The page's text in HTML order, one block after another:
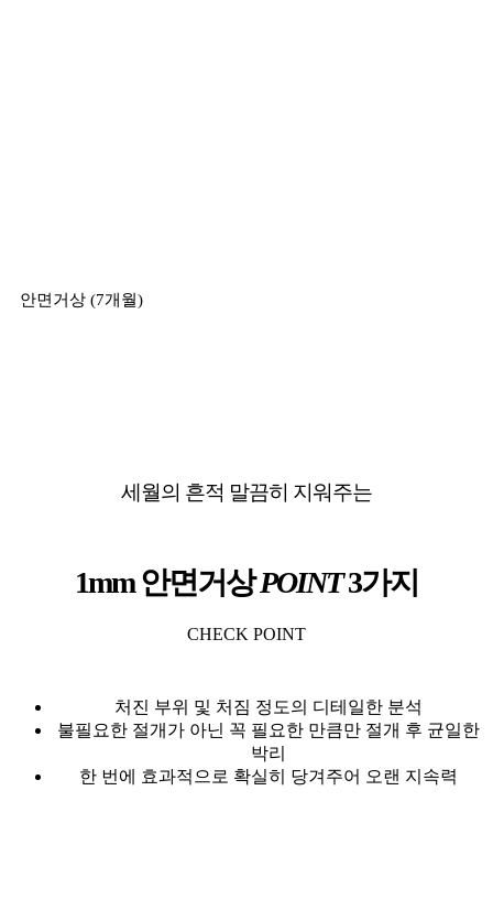
안면거상 (7개월)
세월의 흔적 말끔히 지워주는
1mm 안면거상POINT3가지
CHECK POINT
처진 부위 및 처짐 정도의 디테일한 분석
불필요한 절개가 아닌 꼭 필요한 만큼만 절개 후 균일한
박리
한 번에 효과적으로 확실히 당겨주어 오랜 지속력